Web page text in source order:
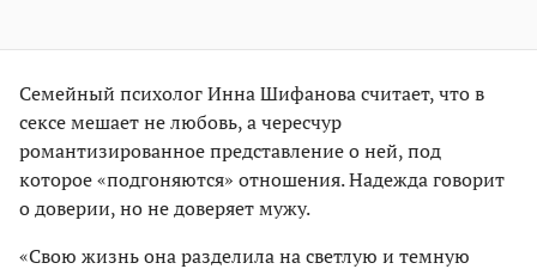
Семейный психолог Инна Шифанова считает, что в
сексе мешает не любовь, а чересчур
романтизированное представление о ней, под
которое «подгоняются» отношения. Надежда говорит
о доверии, но не доверяет мужу.
«Свою жизнь она разделила на светлую и темную